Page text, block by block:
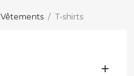
Vêtements T-shirts
